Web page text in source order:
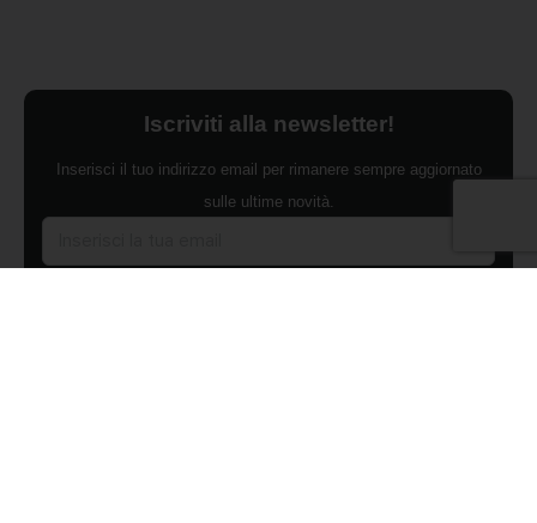
Iscriviti alla newsletter!
Inserisci il tuo indirizzo email per rimanere sempre aggiornato
sulle ultime novità.